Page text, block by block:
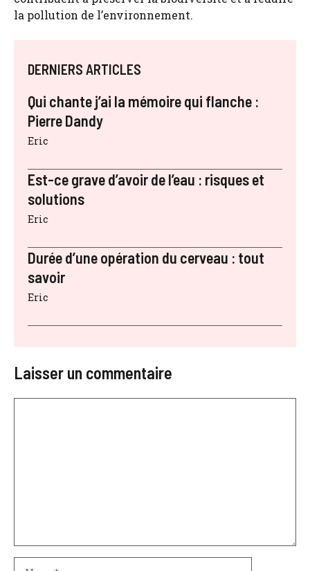
la pollution de l’environnement.
DERNIERS ARTICLES
Qui chante j’ai la mémoire qui flanche :
Pierre Dandy
Eric
Est-ce grave d’avoir de l’eau : risques et
solutions
Eric
Durée d’une opération du cerveau : tout
savoir
Eric
Laisser un commentaire